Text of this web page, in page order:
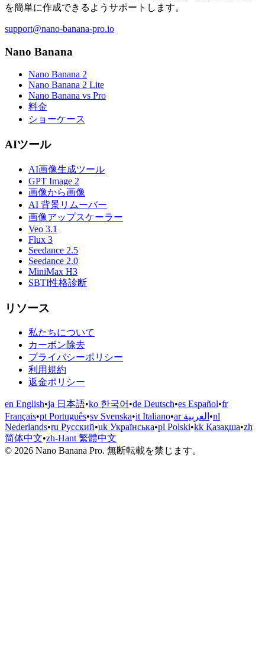
を簡単に作成できるようサポートします。
support@nano-banana-pro.io
Nano Banana
Nano Banana 2
Nano Banana 2 Lite
Nano Banana vs Pro
料金
ショーケース
AIツール
AI画像生成ツール
GPT Image 2
画像から画像
AI 背景リムーバー
画像アップスケーラー
Veo 3.1
Flux 3
Seedance 2.5
Seedance 2.0
MiniMax H3
SBTI性格診断
リソース
私たちについて
カーボン除去
プライバシーポリシー
利用規約
返金ポリシー
en English•ja 日本語•ko 한국어 •de Deutsch•es Español•fr
Français•pt Português•sv Svenska•it Italiano• ar العربية •nl
Nederlands•ru Русский•uk Українська•pl Polski•kk Қазақша•zh
简体中文•zh-Hant 繁體中文
© 2026 Nano Banana Pro. 無断転載を禁じます。